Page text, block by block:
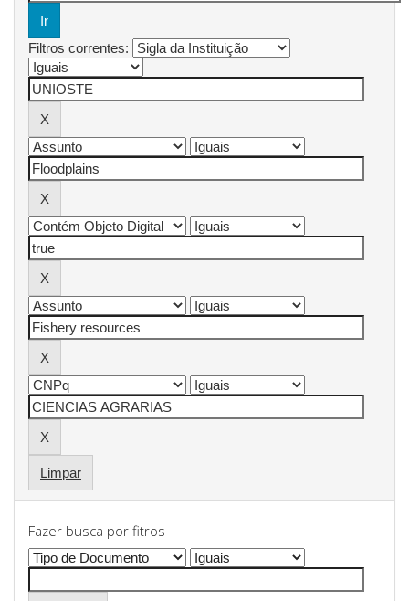
Filtros correntes:
Limpar
Fazer busca por fitros